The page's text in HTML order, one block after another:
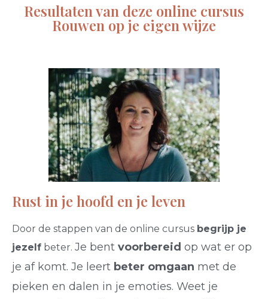
Resultaten van deze online cursus
Rouwen op je eigen wijze
Rust in je hoofd en je leven
Door de stappen van de online cursus begrijp je
jezelf beter. Je bent voorbereid op wat er op
je af komt. Je leert beter omgaan met de
pieken en dalen in je emoties. Weet je